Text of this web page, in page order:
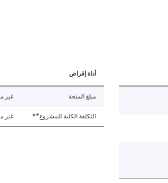
أداة إقراض
مبلغ المنحة غير
التكلفة الكلية للمشروع** غير